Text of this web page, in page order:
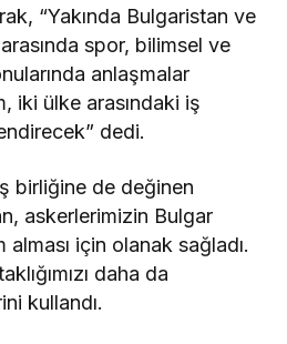
“Yakında Bulgaristan ve
spor, bilimsel ve
anlaşmalar
iki ülke arasındaki iş
dedi.
birliğine de değinen
askerlerimizin Bulgar
için olanak sağladı.
daha da
kullandı.